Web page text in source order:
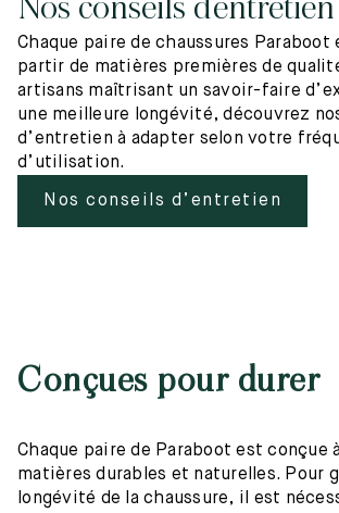
Chaque paire de chaussures Paraboot
partir de matières premières de
artisans maîtrisant un savoir-faire
une meilleure longévité, découvrez
d’entretien à adapter selon votre
d’utilisation.
Nos conseils d’entretien
Conçues pour durer
Chaque paire de Paraboot est conçue
matières durables et naturelles. Pour
longévité de la chaussure, il est